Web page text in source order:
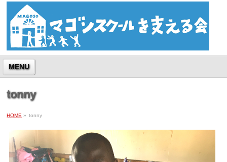
MENU
tonny
HOME » tonny